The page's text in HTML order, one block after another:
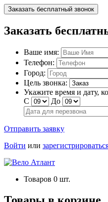
Заказать бесплатный звонок
Заказать
Ваше имя:
Телефон:
Город:
Цель звонка:
Укажите время и дату,
С
До
Отправить заявку
Войти или
Товаров 0 шт.